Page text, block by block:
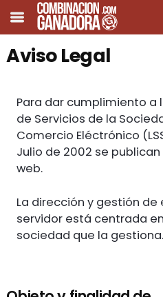
Aviso Legal
Para dar cumplimiento a
de Servicios de la
Comercio Eléctrónico
Julio de 2002 se
web.
La dirección y gestión
servidor está centrada
sociedad que la gestiona.